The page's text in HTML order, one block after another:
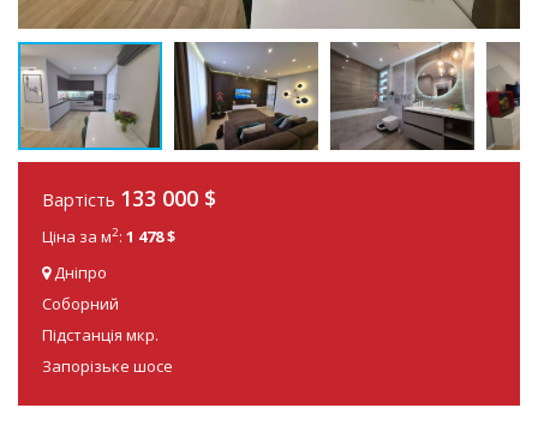
Вартість 133 000 $
Ціна за м2: 1 478 $
Дніпро
Соборний
Підстанція мкр.
Запорізьке шосе